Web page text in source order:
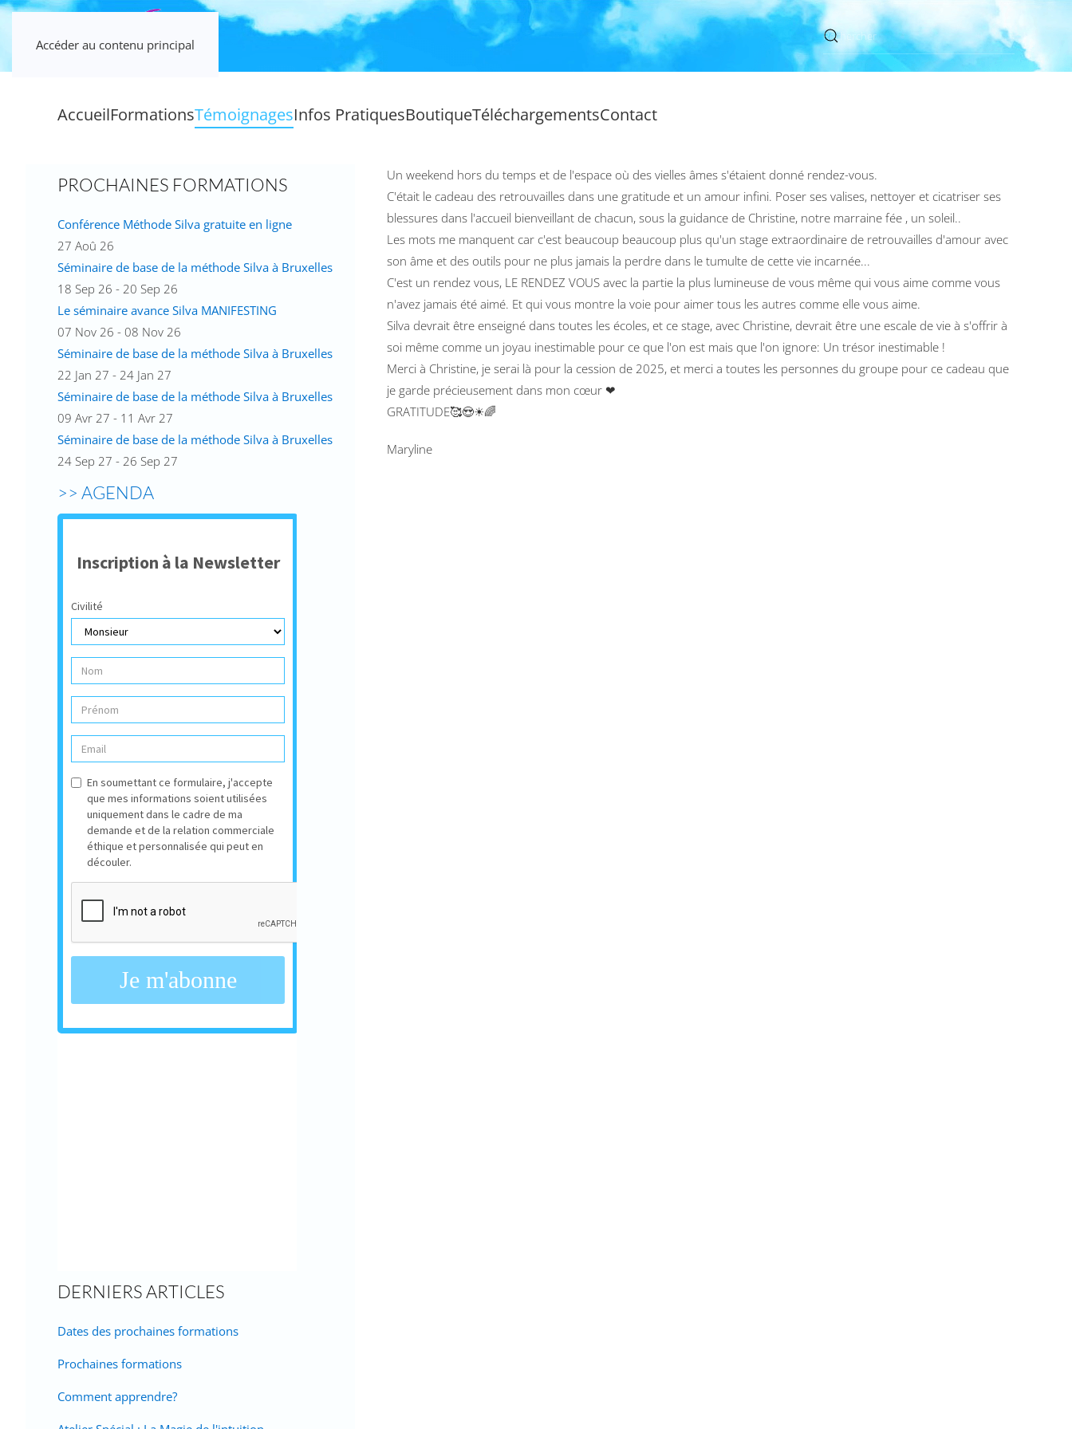
Accéder au contenu principal
AccueilFormationsTémoignagesInfos PratiquesBoutiqueTéléchargementsContact
Un weekend hors du temps et de l'espace où des vielles âmes s'étaient donné rendez-vous.
C'était le cadeau des retrouvailles dans une gratitude et un amour infini. Poser ses valises, nettoyer et cicatriser ses
blessures dans l'accueil bienveillant de chacun, sous la guidance de Christine, notre marraine fée , un soleil..
Les mots me manquent car c'est beaucoup beaucoup plus qu'un stage extraordinaire de retrouvailles d'amour avec
son âme et des outils pour ne plus jamais la perdre dans le tumulte de cette vie incarnée...
C'est un rendez vous, LE RENDEZ VOUS avec la partie la plus lumineuse de vous même qui vous aime comme vous
n'avez jamais été aimé. Et qui vous montre la voie pour aimer tous les autres comme elle vous aime.
Silva devrait être enseigné dans toutes les écoles, et ce stage, avec Christine, devrait être une escale de vie à s'offrir à
soi même comme un joyau inestimable pour ce que l'on est mais que l'on ignore: Un trésor inestimable !
Merci à Christine, je serai là pour la cession de 2025, et merci a toutes les personnes du groupe pour ce cadeau que
je garde précieusement dans mon cœur ❤
GRATITUDE🥰😍☀🌈
Maryline
PROCHAINES FORMATIONS
Conférence Méthode Silva gratuite en ligne
27 Aoû 26
Séminaire de base de la méthode Silva à Bruxelles
18 Sep 26 - 20 Sep 26
Le séminaire avance Silva MANIFESTING
07 Nov 26 - 08 Nov 26
Séminaire de base de la méthode Silva à Bruxelles
22 Jan 27 - 24 Jan 27
Séminaire de base de la méthode Silva à Bruxelles
09 Avr 27 - 11 Avr 27
Séminaire de base de la méthode Silva à Bruxelles
24 Sep 27 - 26 Sep 27
>> AGENDA
DERNIERS ARTICLES
Dates des prochaines formations
Prochaines formations
Comment apprendre?